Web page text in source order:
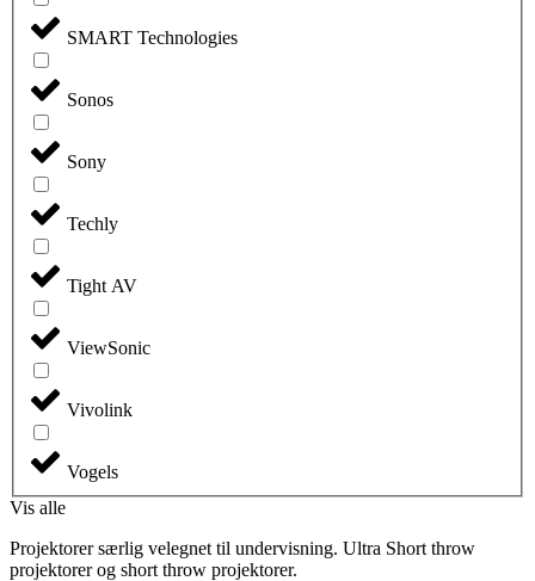
SMART Technologies
Sonos
Sony
Techly
Tight AV
ViewSonic
Vivolink
Vogels
Vis alle
Projektorer særlig velegnet til undervisning. Ultra Short throw
projektorer og short throw projektorer.